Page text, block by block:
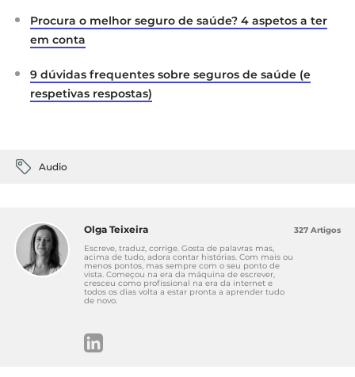
Procura o melhor seguro de saúde? 4 aspetos a ter
em conta
9 dúvidas frequentes sobre seguros de saúde (e
respetivas respostas)
Audio
Olga Teixeira
Escreve, traduz, corrige. Gosta de palavras mas,
acima de tudo, adora contar histórias. Com mais ou
menos pontos, mas sempre com o seu ponto de
vista. Começou na era da máquina de escrever,
cresceu como profissional na era da internet e
todos os dias volta a estar pronta a aprender tudo
de novo.
327 Artigos